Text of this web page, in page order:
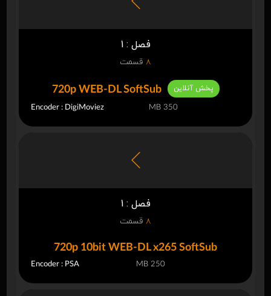
فصل : 1
8 قسمت
720p WEB-DL SoftSub پخش آنلاین
Encoder : DigiMoviez 350 MB
فصل : 1
8 قسمت
720p 10bit WEB-DL x265 SoftSub
Encoder : PSA 250 MB